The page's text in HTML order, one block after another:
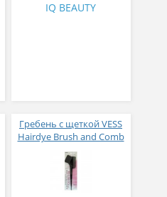
IQ BEAUTY
Гребень c щеткой VESS
Hairdye Brush and Comb
для профессионального
окрашивания волос
(малый)